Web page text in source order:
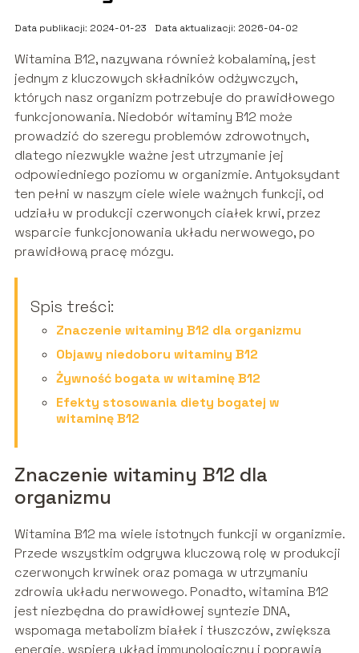
Data publikacji: 2024-01-23 Data aktualizacji: 2026-04-02
Witamina B12, nazywana również kobalaminą, jest
jednym z kluczowych składników odżywczych,
których nasz organizm potrzebuje do prawidłowego
funkcjonowania. Niedobór witaminy B12 może
prowadzić do szeregu problemów zdrowotnych,
dlatego niezwykle ważne jest utrzymanie jej
odpowiedniego poziomu w organizmie. Antyoksydant
ten pełni w naszym ciele wiele ważnych funkcji, od
udziału w produkcji czerwonych ciałek krwi, przez
wsparcie funkcjonowania układu nerwowego, po
prawidłową pracę mózgu.
Spis treści:
Znaczenie witaminy B12 dla organizmu
Objawy niedoboru witaminy B12
Żywność bogata w witaminę B12
Efekty stosowania diety bogatej w
witaminę B12
Znaczenie witaminy B12 dla
organizmu
Witamina B12 ma wiele istotnych funkcji w organizmie.
Przede wszystkim odgrywa kluczową rolę w produkcji
czerwonych krwinek oraz pomaga w utrzymaniu
zdrowia układu nerwowego. Ponadto, witamina B12
jest niezbędna do prawidłowej syntezie DNA,
wspomaga metabolizm białek i tłuszczów, zwiększa
energię, wspiera układ immunologiczny i poprawia